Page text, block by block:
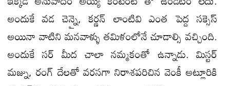
అందుకే వడ చెన్నై, కర్ణన్ లాంటివి ఎంత పెద్ద సక్సెస్
అయినా వాటిని మనవాళ్ళు తమిళంలోనే చూడాల్సి వచ్చింది.
అందుకే సర్ మీద చాలా నమ్మకంతో ఉన్నాడు. మిస్టర్
మజ్ను, రంగ్ దేలతో వరసగా నిరాశపరిచిన వెంకీ అట్లూరికి